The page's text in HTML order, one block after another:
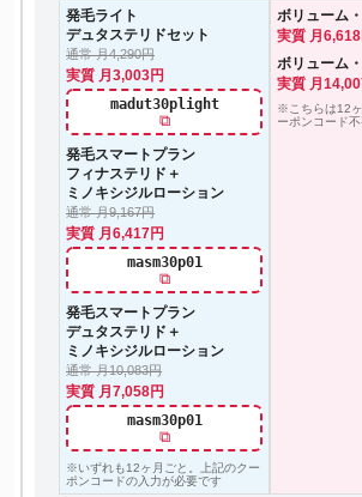
発毛ライト
デュタステリドセット
通常 月4,290円
実質 月3,003円
madut30plight
⧉
発毛スマートプラン
フィナステリド＋
ミノキシジルローション
通常 月9,167円
実質 月6,417円
masm30p01
⧉
発毛スマートプラン
デュタステリド＋
ミノキシジルローション
通常 月10,083円
実質 月7,058円
masm30p01
⧉
※いずれも12ヶ月ごと。上記のクー
ポンコードの入力が必要です
ボリューム
実質 月6,618
ボリューム
実質 月
※こちらは12
ーポンコード